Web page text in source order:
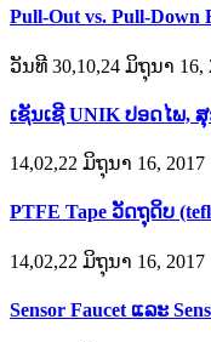
Pull-Out vs. Pull-Down
ວັນທີ 30,10,24 ມິຖຸນາ 16,
ເຊັນເຊີ UNIK ປອດໄພ,
14,02,22 ມິຖຸນາ 16, 2017
PTFE Tape ວັດຖຸດິບ
14,02,22 ມິຖຸນາ 16, 2017
Sensor Faucet ແລະ